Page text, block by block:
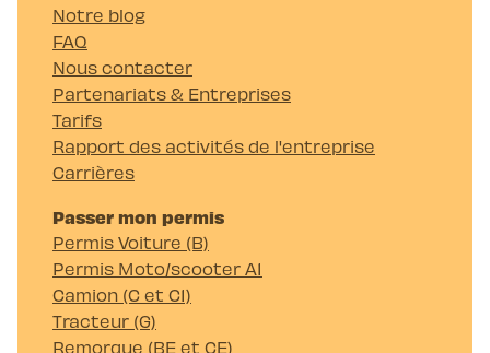
Notre blog
FAQ
Nous contacter
Partenariats & Entreprises
Tarifs
Rapport des activités de l'entreprise
Carrières
Passer mon permis
Permis Voiture (B)
Permis Moto/scooter A1
Camion (C et C1)
Tracteur (G)
Remorque (BE et CE)